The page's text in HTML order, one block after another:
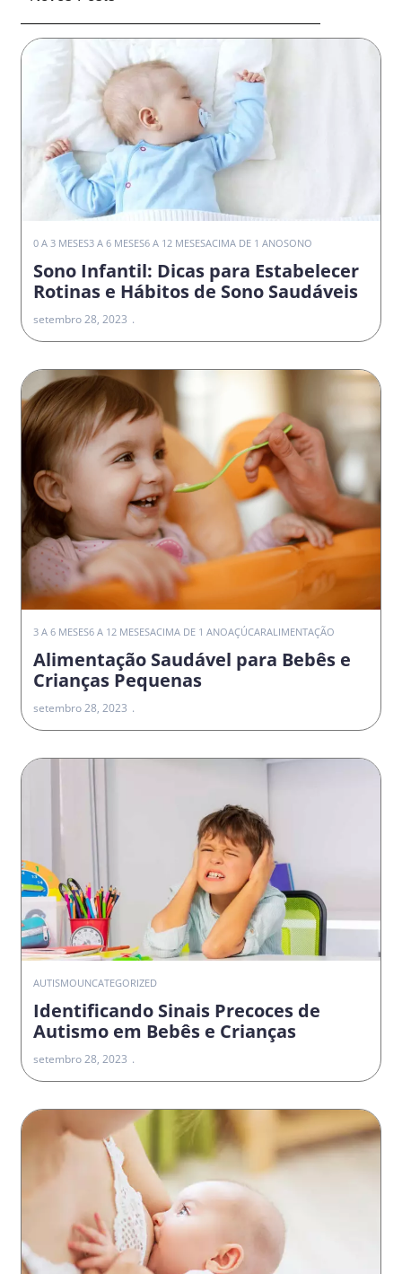
0 A 3 MESES3 A 6 MESES6 A 12 MESESACIMA DE 1 ANOSONO
Sono Infantil: Dicas para Estabelecer
Rotinas e Hábitos de Sono Saudáveis
setembro 28, 2023
3 A 6 MESES6 A 12 MESESACIMA DE 1 ANOAÇÚCARALIMENTAÇÃO
Alimentação Saudável para Bebês e
Crianças Pequenas
setembro 28, 2023
AUTISMOUNCATEGORIZED
Identificando Sinais Precoces de
Autismo em Bebês e Crianças
setembro 28, 2023